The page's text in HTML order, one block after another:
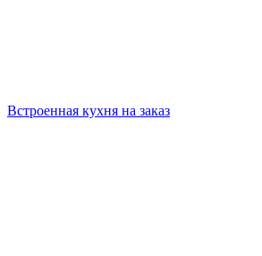
Встроенная кухня на заказ